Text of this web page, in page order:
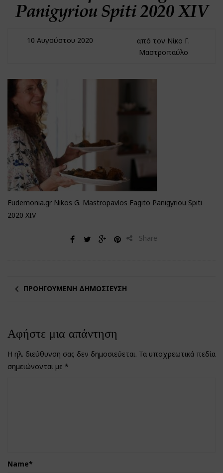
Panigyriou Spiti 2020 XΙV
10 Αυγούστου 2020
από τον Νίκο Γ.
Μαστροπαύλο
Eudemonia.gr Nikos G. Mastropavlos Fagito Panigyriou Spiti
2020 XΙV
Share
ΠΡΟΗΓΟΎΜΕΝΗ ΔΗΜΟΣΊΕΥΣΗ
Αφήστε μια απάντηση
Η ηλ. διεύθυνση σας δεν δημοσιεύεται. Τα υποχρεωτικά πεδία
σημειώνονται με *
Name*